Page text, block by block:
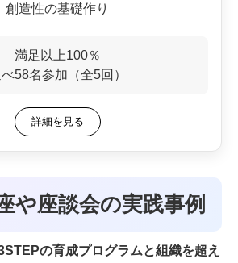
創造性の基礎作り
満足以上100％
58名参加（全5回）
詳細を見る
や座談会の実践事例
の育成プログラムと組織を超え